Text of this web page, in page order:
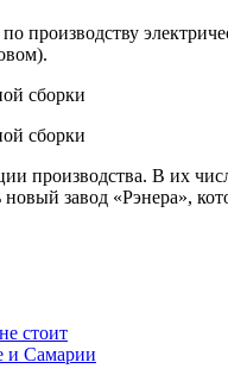
В их
завод «Рэнера»,
стоит
и Самарии